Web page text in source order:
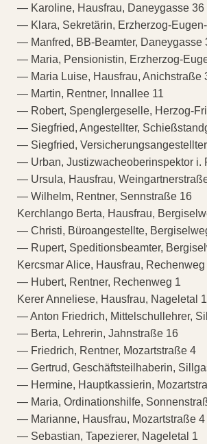
— Karoline, Hausfrau, Daneygasse 36
— Klara, Sekretärin, Erzherzog-
— Manfred, BB-Beamter, Daneygasse
— Maria, Pensionistin, Erzherzog-
— Maria Luise, Hausfrau, Anichstraße
— Martin, Rentner, Innallee 11
— Robert, Spenglergeselle, Herzog-
— Siegfried, Angestellter,
— Siegfried,
— Urban, Justizwacheoberinspektor i.
— Ursula, Hausfrau,
— Wilhelm, Rentner, Sennstraße 16
Kerchlango Berta, Hausfrau,
— Christi, Büroangestellte,
— Rupert, Speditionsbeamter,
Kercsmar Alice, Hausfrau, Rechenweg
— Hubert, Rentner, Rechenweg 1
Kerer Anneliese, Hausfrau, Nageletal 1
— Anton Friedrich, Mittelschullehrer,
— Berta, Lehrerin, Jahnstraße 16
— Friedrich, Rentner, Mozartstraße 4
— Gertrud, Geschäftsteilhaberin,
— Hermine, Hauptkassierin,
— Maria, Ordinationshilfe,
— Marianne, Hausfrau, Mozartstraße 4
— Sebastian, Tapezierer, Nageletal 1